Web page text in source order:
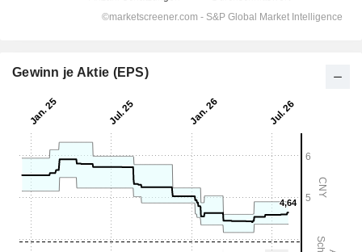
Gewinn je Aktie (EPS)